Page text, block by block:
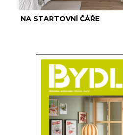
NA STARTOVNÍ ČÁŘE